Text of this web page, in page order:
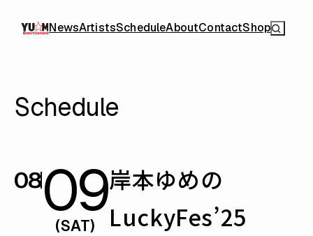
NewsArtistsScheduleAboutContactShop
Schedule
0809
(SAT)
岸本ゆめの
LuckyFes’25